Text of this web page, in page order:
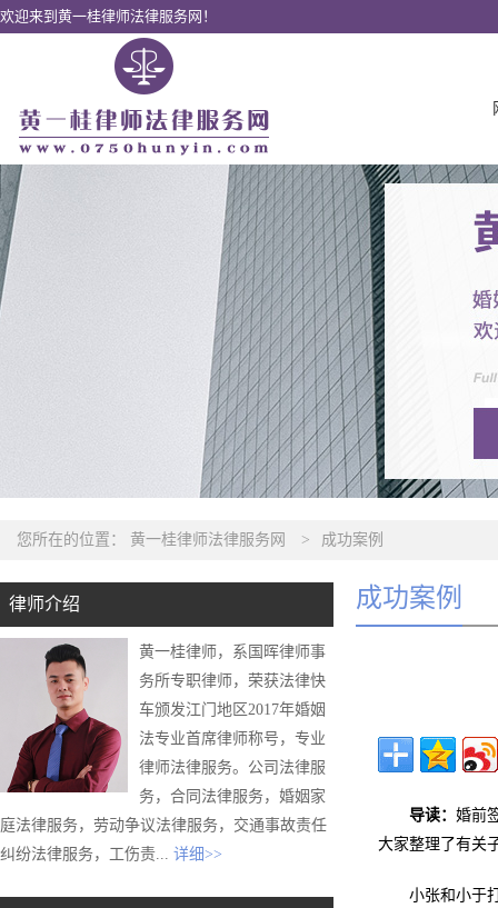
欢迎来到黄一桂律师法律服务网！
您所在的位置： 黄一桂律师法律服务网 > 成功案例
律师介绍
黄一桂律师，系国晖律师事
务所专职律师，荣获法律快
车颁发江门地区2017年婚姻
法专业首席律师称号，专业
律师法律服务。公司法律服
务，合同法律服务，婚姻家
庭法律服务，劳动争议法律服务，交通事故责任
纠纷法律服务，工伤责... 详细>>
成功案例
导读：婚前
大家整理了有关
小张和小于